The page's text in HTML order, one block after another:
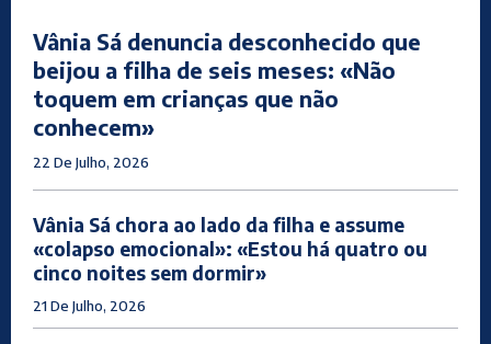
Vânia Sá denuncia desconhecido que
beijou a filha de seis meses: «Não
toquem em crianças que não
conhecem»
22 De Julho, 2026
Vânia Sá chora ao lado da filha e assume
«colapso emocional»: «Estou há quatro ou
cinco noites sem dormir»
21 De Julho, 2026